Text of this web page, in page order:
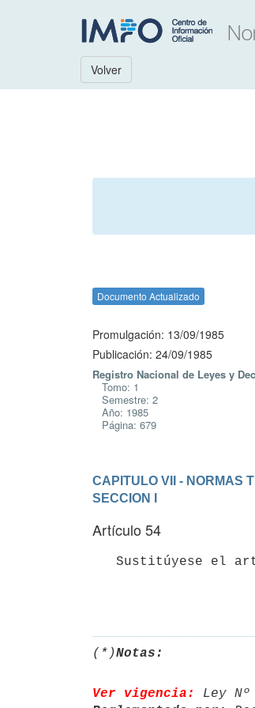
Volver
Documento Actualizado
Promulgación: 13/09/1985
Publicación: 24/09/1985
Registro Nacional de Leyes y
Tomo: 1
Semestre: 2
Año: 1985
Página: 679
CAPITULO VII - NORMAS
SECCION I
Artículo 54
(*)Notas:
Ver vigencia: Ley